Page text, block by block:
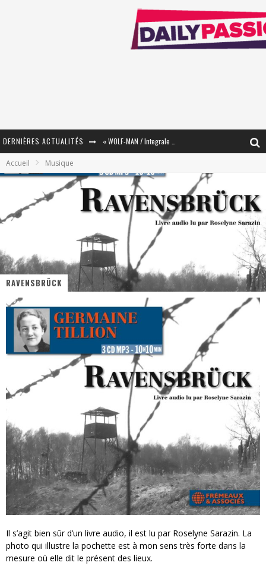
DERNIÈRES ACTUALITÉS
« Le Béton et le Bambou / Propositions pour Mayotte et le Monde. » - Améliorations !
Star Fox
« Dr Wertham / L’homme qui étudia les tueurs en série » - Un Métier à Risque !
« Damn Them All » - Un duo de Choc !
Yoshi and the mysterious book
Accueil Musique
RAVENSBRÜCK
Il s’agit bien sûr d’un livre audio, il est lu par Roselyne Sarazin. La
photo qui illustre la pochette est à mon sens très forte dans la
mesure où elle dit le présent des lieux.